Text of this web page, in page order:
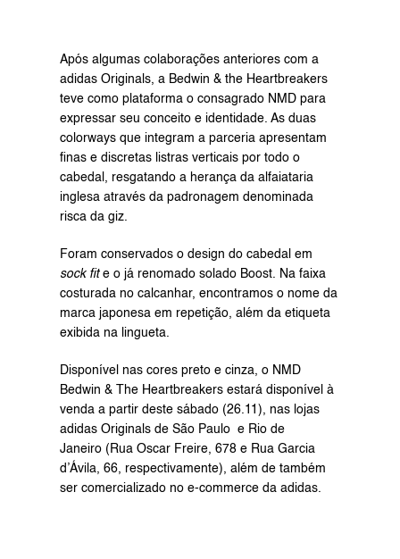
Após algumas colaborações anteriores com a
adidas Originals, a Bedwin & the Heartbreakers
teve como plataforma o consagrado NMD para
expressar seu conceito e identidade. As duas
colorways que integram a parceria apresentam
finas e discretas listras verticais por todo o
cabedal, resgatando a herança da alfaiataria
inglesa através da padronagem denominada
risca da giz.
sock fit e o já renomado solado Boost. Na faixa
costurada no calcanhar, encontramos o nome da
marca japonesa em repetição, além da etiqueta
exibida na lingueta.
Disponível nas cores preto e cinza, o NMD
Bedwin & The Heartbreakers estará disponível à
venda a partir deste sábado (26.11), nas lojas
adidas Originals de São Paulo  e Rio de
Janeiro (Rua Oscar Freire, 678 e Rua Garcia
d’Ávila, 66, respectivamente), além de também
ser comercializado no e-commerce da adidas.